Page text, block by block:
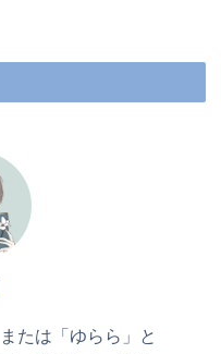
たは「ゆらら」と